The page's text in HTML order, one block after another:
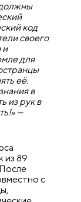
код
своего
и
для
её.
в
из рук в
» —
из 89
с